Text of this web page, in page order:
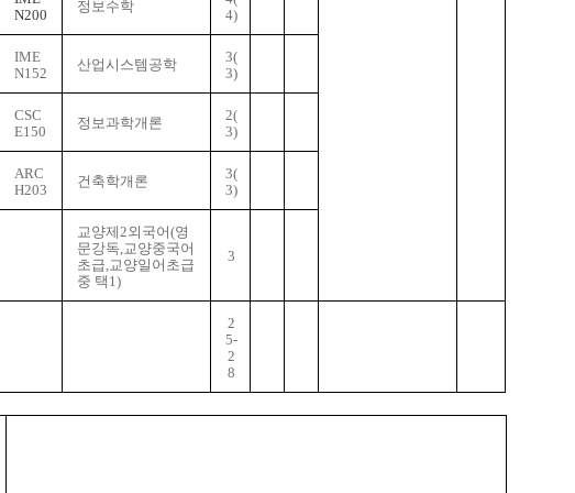
N200
정보수학
4)
IME
N152
산업시스템공학
3(
3)
CSC
E150
정보과학개론
2(
3)
ARC
H203
건축학개론
3(
3)
교양제2외국어(영
문강독,교양중국어
초급,교양일어초급
중 택1)
3
2
5-
2
8